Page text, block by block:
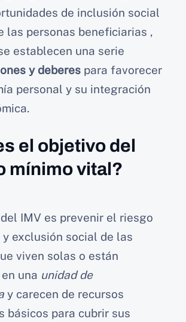
de inclusión social
las personas beneficiarias ,
establecen una serie
y deberes para favorecer
personal y su integración
el objetivo del
mínimo vital?
IMV es prevenir el riesgo
y exclusión social de las
viven solas o están
una unidad de
y carecen de recursos
básicos para cubrir sus